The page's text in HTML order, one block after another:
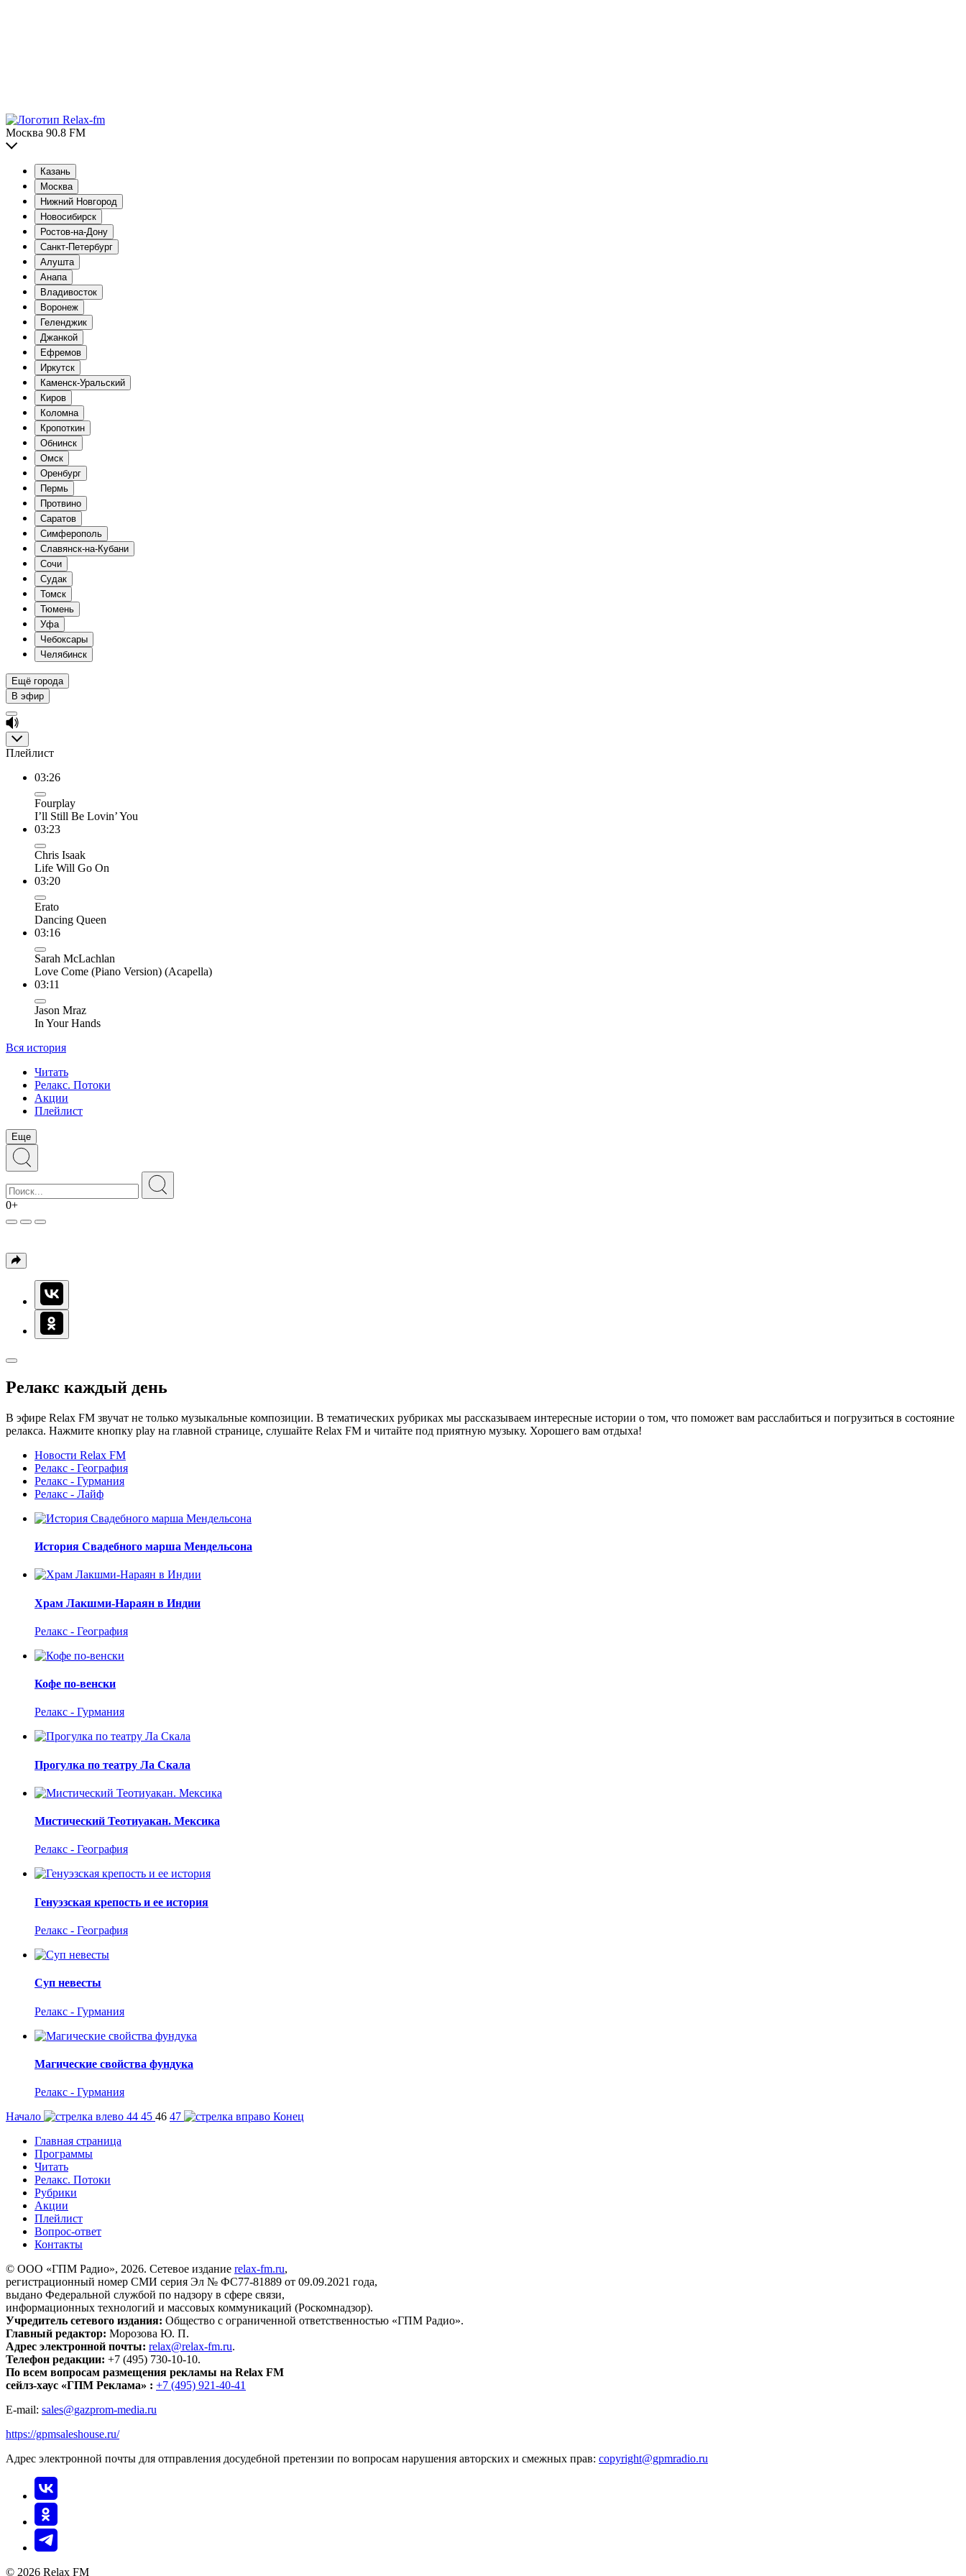
Москва 90.8 FM
Казань
Москва
Нижний Новгород
Новосибирск
Ростов-на-Дону
Санкт-Петербург
Алушта
Анапа
Владивосток
Воронеж
Геленджик
Джанкой
Ефремов
Иркутск
Каменск-Уральский
Киров
Коломна
Кропоткин
Обнинск
Омск
Оренбург
Пермь
Протвино
Саратов
Симферополь
Славянск-на-Кубани
Сочи
Судак
Томск
Тюмень
Уфа
Чебоксары
Челябинск
Ещё города
В эфир
Плейлист
03:26
Fourplay
I’ll Still Be Lovin’ You
03:23
Chris Isaak
Life Will Go On
03:20
Erato
Dancing Queen
03:16
Sarah McLachlan
Love Come (Piano Version) (Acapella)
03:11
Jason Mraz
In Your Hands
Вся история
Читать
Релакс. Потоки
Акции
Плейлист
Еще
0+
Релакс каждый день
В эфире Relax FM звучат не только музыкальные композиции. В тематических рубриках мы рассказываем интересные истории о том, что поможет вам расслабиться и погрузиться в состояние
релакса. Нажмите кнопку play на главной странице, слушайте Relax FM и читайте под приятную музыку. Хорошего вам отдыха!
Новости Relax FM
Релакс - География
Релакс - Гурмания
Релакс - Лайф
История Свадебного марша Мендельсона
Храм Лакшми-Нараян в Индии
Релакс - География
Кофе по-венски
Релакс - Гурмания
Прогулка по театру Ла Скала
Мистический Теотиуакан. Мексика
Релакс - География
Генуэзская крепость и ее история
Релакс - География
Суп невесты
Релакс - Гурмания
Магические свойства фундука
Релакс - Гурмания
Начало
44 45 46 47
Конец
Главная страница
Программы
Читать
Релакс. Потоки
Рубрики
Акции
Плейлист
Вопрос-ответ
Контакты
© ООО «ГПМ Радио», 2026. Сетевое издание relax-fm.ru,
регистрационный номер СМИ серия Эл № ФС77-81889 от 09.09.2021 года,
выдано Федеральной службой по надзору в сфере связи,
информационных технологий и массовых коммуникаций (Роскомнадзор).
Учредитель сетевого издания: Общество с ограниченной ответственностью «ГПМ Радио».
Главный редактор: Морозова Ю. П.
Адрес электронной почты: relax@relax-fm.ru.
Телефон редакции: +7 (495) 730-10-10.
По всем вопросам размещения рекламы на Relax FM
сейлз-хаус «ГПМ Реклама» : +7 (495) 921-40-41
E-mail: sales@gazprom-media.ru
https://gpmsaleshouse.ru/
Адрес электронной почты для отправления досудебной претензии по вопросам нарушения авторских и смежных прав: copyright@gpmradio.ru
© 2026 Relax FM